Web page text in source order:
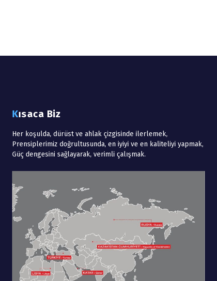
Kısaca Biz
Her koşulda, dürüst ve ahlak çizgisinde ilerlemek,
Prensiplerimiz doğrultusunda, en iyiyi ve en kaliteliyi yapmak,
Güç dengesini sağlayarak, verimli çalışmak.